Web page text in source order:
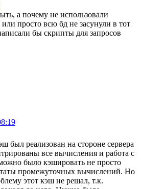
а почему не использовали
просто всю бд не засунули в тот
бы скрипты для запросов
был реализован на стороне сервера
все вычисления и работа с
было кэшировать не просто
промежуточных вычислений. Но
этот кэш не решал, т.к.